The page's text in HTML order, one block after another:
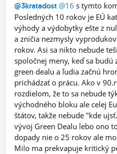
@3kratadost @16 s tymto
Posledných 10 rokov je EÚ
výhody a výdobytky ešte z
a zničia nezmysly
rokov. Asi sa nikto nebude
spoločnej meny, keď sa
green dealu a ľudia začnú
prichádzať o prácu. Ako v
rozdielom, že to sa nebude
východného bloku ale celej
štátov, takže nebude "kde
vývoj Green Dealu lebo ono
dopady nie o 25 rokov ale
Milo ma prekvapuje kritický